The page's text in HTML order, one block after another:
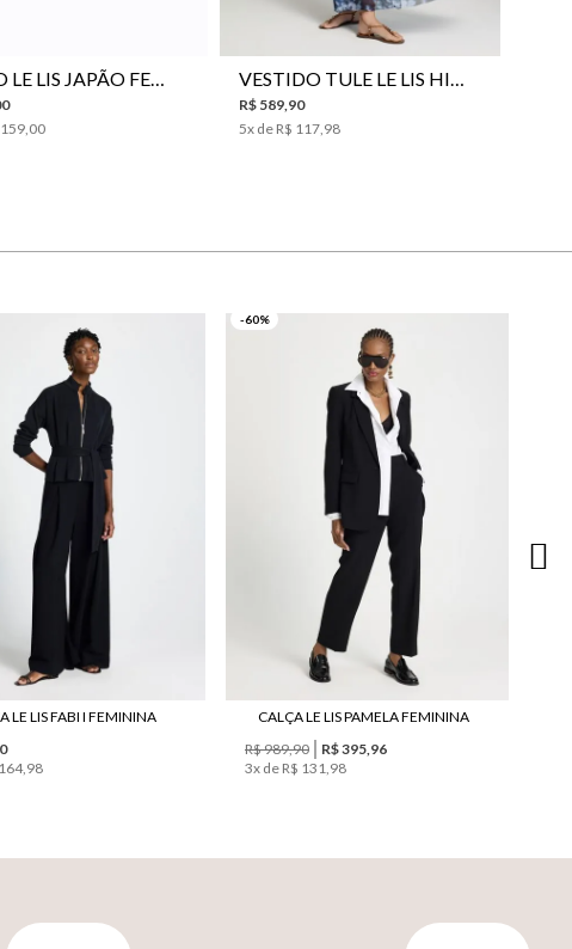
LENÇO LE LIS JAPÃO FEMININO
159,00
VESTIDO TULE LE LIS HIRA FEMININO
R$ 589,90
5x de R$ 117,98
LE LIS FABI I FEMININA
-60%
CALÇA LE LIS PAMELA FEMININA
R$ 989,90
R$ 395,96
3x de R$ 131,98